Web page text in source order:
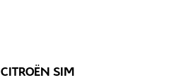
CITROËN SIM